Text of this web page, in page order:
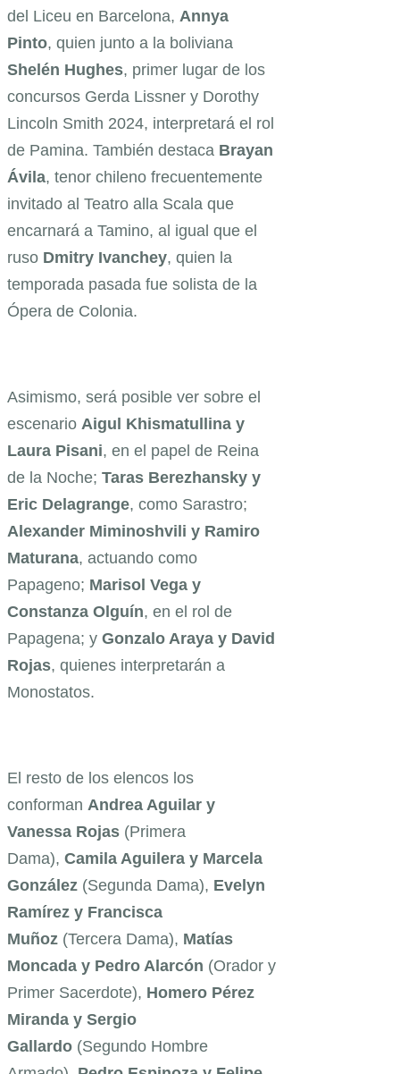
del Liceu en Barcelona, Annya
Pinto, quien junto a la boliviana
Shelén Hughes, primer lugar de los
concursos Gerda Lissner y Dorothy
Lincoln Smith 2024, interpretará el rol
de Pamina. También destaca Brayan
Ávila, tenor chileno frecuentemente
invitado al Teatro alla Scala que
encarnará a Tamino, al igual que el
ruso Dmitry Ivanchey, quien la
temporada pasada fue solista de la
Ópera de Colonia.
Asimismo, será posible ver sobre el
escenario Aigul Khismatullina y
Laura Pisani, en el papel de Reina
de la Noche; Taras Berezhansky y
Eric Delagrange, como Sarastro;
Alexander Miminoshvili y Ramiro
Maturana, actuando como
Papageno; Marisol Vega y
Constanza Olguín, en el rol de
Papagena; y Gonzalo Araya y David
Rojas, quienes interpretarán a
Monostatos.
El resto de los elencos los
conforman Andrea Aguilar y
Vanessa Rojas (Primera
Dama), Camila Aguilera y Marcela
González (Segunda Dama), Evelyn
Ramírez y Francisca
Muñoz (Tercera Dama), Matías
Moncada y Pedro Alarcón (Orador y
Primer Sacerdote), Homero Pérez
Miranda y Sergio
Gallardo (Segundo Hombre